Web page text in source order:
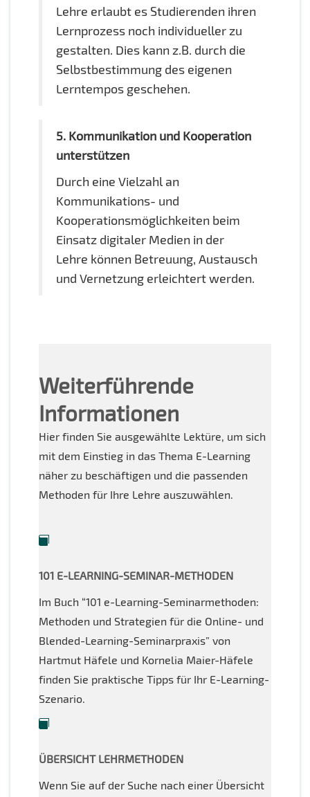
Lehre erlaubt es Studierenden ihren
Lernprozess noch individueller zu
gestalten. Dies kann z.B. durch die
Selbstbestimmung des eigenen
Lerntempos geschehen.
5. Kommunikation und Kooperation
unterstützen
Durch eine Vielzahl an
Kommunikations- und
Kooperationsmöglichkeiten beim
Einsatz digitaler Medien in der
Lehre können Betreuung, Austausch
und Vernetzung erleichtert werden.
Weiterführende
Informationen
Hier finden Sie ausgewählte Lektüre, um sich
mit dem Einstieg in das Thema E-Learning
näher zu beschäftigen und die passenden
Methoden für Ihre Lehre auszuwählen.
101 E-LEARNING-SEMINAR-METHODEN
Im Buch “101 e-Learning-Seminarmethoden:
Methoden und Strategien für die Online- und
Blended-Learning-Seminarpraxis” von
Hartmut Häfele und Kornelia Maier-Häfele
finden Sie praktische Tipps für Ihr E-Learning-
Szenario.
ÜBERSICHT LEHRMETHODEN
Wenn Sie auf der Suche nach einer Übersicht